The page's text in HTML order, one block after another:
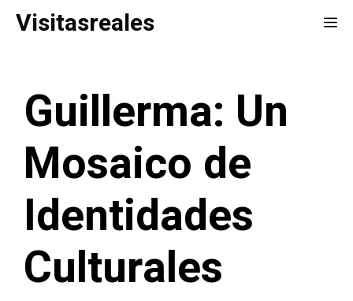
Saltar
Visitasreales
Guillerma: Un
Mosaico de
Identidades
Culturales